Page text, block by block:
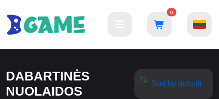
0
DABARTINĖS
NUOLAIDOS